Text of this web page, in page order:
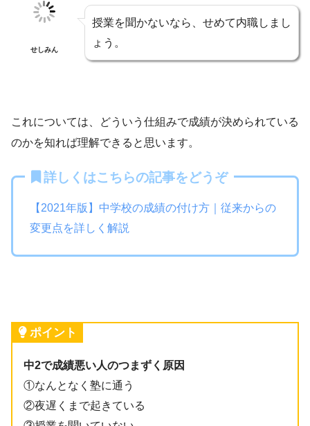
せしみん
授業を聞かないなら、せめて内職しまし
ょう。
これについては、どういう仕組みで成績が決められている
のかを知れば理解できると思います。
詳しくはこちらの記事をどうぞ
【2021年版】中学校の成績の付け方｜従来からの
変更点を詳しく解説
ポイント
中2で成績悪い人のつまずく原因
①なんとなく塾に通う
②夜遅くまで起きている